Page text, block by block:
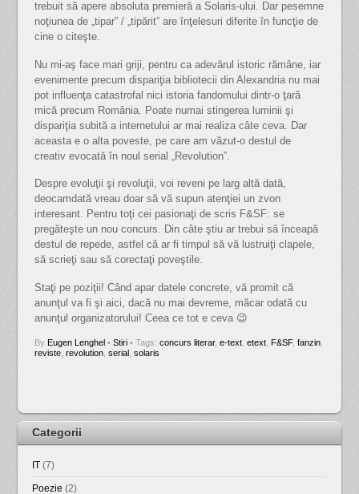
trebuit să apere absoluta premieră a Solaris-ului. Dar pesemne
noţiunea de „tipar” / „tipărit” are înţelesuri diferite în funcţie de
cine o citeşte.
Nu mi-aş face mari griji, pentru ca adevărul istoric rămâne, iar
evenimente precum dispariţia bibliotecii din Alexandria nu mai
pot influenţa catastrofal nici istoria fandomului dintr-o ţară
mică precum România. Poate numai stingerea luminii şi
dispariţia subită a internetului ar mai realiza câte ceva. Dar
aceasta e o alta poveste, pe care am văzut-o destul de
creativ evocată în noul serial „Revolution”.
Despre evoluţii şi revoluţii, voi reveni pe larg altă dată,
deocamdată vreau doar să vă supun atenţiei un zvon
interesant. Pentru toţi cei pasionaţi de scris F&SF: se
pregăteşte un nou concurs. Din câte ştiu ar trebui să înceapă
destul de repede, astfel că ar fi timpul să vă lustruiţi clapele,
să scrieţi sau să corectaţi poveştile.
Staţi pe poziţii! Când apar datele concrete, vă promit că
anunţul va fi şi aici, dacă nu mai devreme, măcar odată cu
anunţul organizatorului! Ceea ce tot e ceva 😉
By Eugen Lenghel • Stiri • Tags: concurs literar, e-text, etext, F&SF, fanzin,
reviste, revolution, serial solaris
Categorii
IT (7)
Poezie (2)